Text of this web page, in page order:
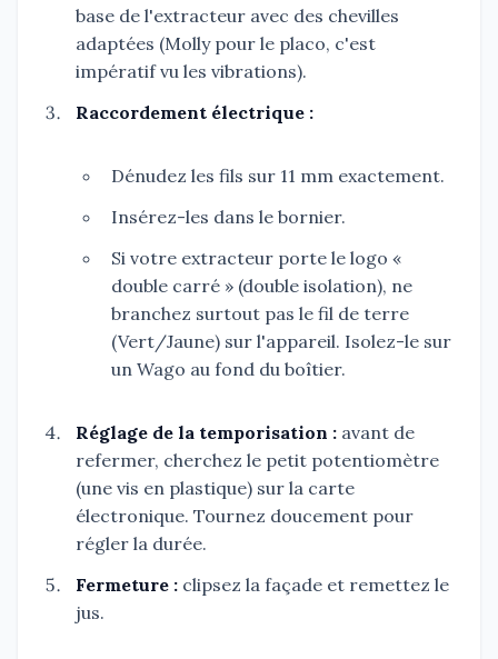
base de l'extracteur avec des chevilles
adaptées (Molly pour le placo, c'est
impératif vu les vibrations).
Raccordement électrique :
Dénudez les fils sur 11 mm exactement.
Insérez-les dans le bornier.
Si votre extracteur porte le logo «
double carré » (double isolation), ne
branchez surtout pas le fil de terre
(Vert/Jaune) sur l'appareil. Isolez-le sur
un Wago au fond du boîtier.
Réglage de la temporisation : avant de
refermer, cherchez le petit potentiomètre
(une vis en plastique) sur la carte
électronique. Tournez doucement pour
régler la durée.
Fermeture : clipsez la façade et remettez le
jus.